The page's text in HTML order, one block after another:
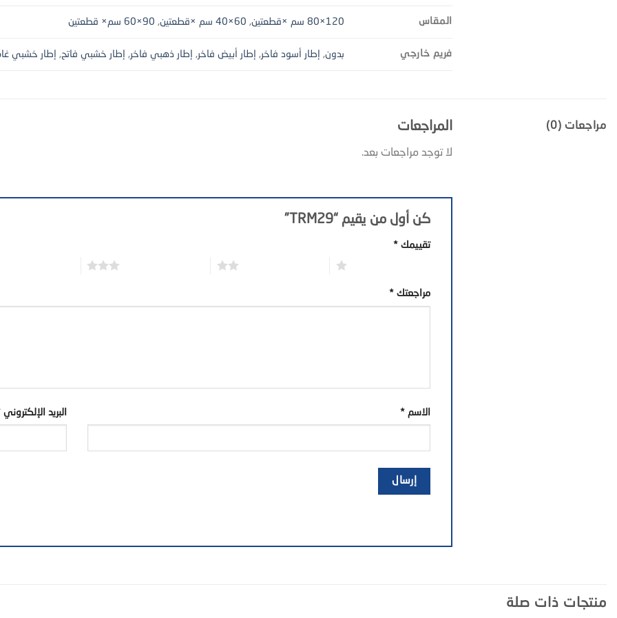
المقاس 120×80 سم ×قطعتين , 60×40 سم ×قطعتين , 90×60 سم× قطعتين
فريم خارجي بدون, إطار أسود فاخر, إطار أبيض فاخر, إطار ذهبي فاخر, إطار خشبي فاتح, إطار خشبي
مراجعات (0) المراجعات
لا توجد مراجعات بعد.
كن أول من يقيم “TRM29”
تقييمك *
مراجعتك *
الاسم * البريد الإلكتروني
منتجات ذات صلة